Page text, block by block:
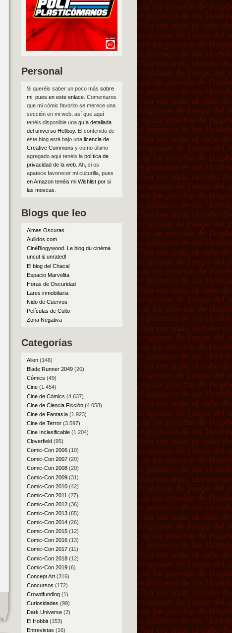
Personal
Si queréis saber un poco más sobre
mi, pues en este enlace. Comentaros
que mi cómic favorito se merece una
sección en mi web, así que aquí
tenéis disponible una guía detallada
del universo Hellboy. El contenido de
este blog está bajo una licencia de
Creative Commons y como último
agregado aquí tenéis la política de
privacidad de la web. Ah, si os
apatece favorecer mi culturilla, pues
en Amazon tenéis mi Wishlist por si
las moscas
Blogs que leo
Almas Oscuras
Aullidos.com
CinéBlogywood. Le blog du cinéma
uncut & unrated!
El blog del Chacal
Espacio Marvelita
Horas de Oscuridad
Lares inmobiliaria
Nido de Cuervos
Películas de Culto
Zona Negativa
Categorías
Alien(146)
Blade Runner 2049(20)
Cómics (49)
Cine(1.454)
Cine de Cómics (4.637)
Cine de Ciencia Ficción(4.058)
Cine de Fantasía(1.923)
Cine de Terror(3.597)
Cine Inclasificable(1.204)
Cloverfield(95)
Comic-Con 2006(10)
Comic-Con 2007(20)
Comic-Con 2008(20)
Comic-Con 2009(31)
Comic-Con 2010(42)
Comic-Con 2011 (27)
Comic-Con 2012(36)
Comic-Con 2013(65)
Comic-Con 2014(26)
Comic-Con 2015(12)
Comic-Con 2016(13)
Comic-Con 2017(11)
Comic-Con 2018(12)
Comic-Con 2019(6)
Concept Art(316)
Concursos (172)
Crowdfunding(1)
Curiosidades (99)
Dark Universe(2)
El Hobbit(153)
Entrevistas (16)